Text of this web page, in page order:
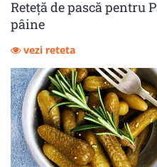
Reteță de pască pentru
pâine
vezi reteta